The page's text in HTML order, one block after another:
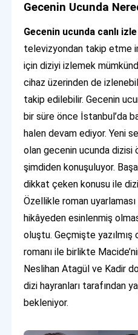
Gecenin Ucunda
Gecenin ucunda canlı
televizyondan takip etme
için diziyi izlemek
cihaz üzerinden de
takip edilebilir. Gecenin
bir süre önce İstanbul’da
halen devam ediyor. Yeni
olan gecenin ucunda
şimdiden konuşuluyor.
dikkat çeken konusu ile
Özellikle roman
hikâyeden esinlenmiş
oluştu. Geçmişte yazılmış
romanı ile birlikte
Neslihan Atagül ve Kadir
dizi hayranları tarafından
bekleniyor.